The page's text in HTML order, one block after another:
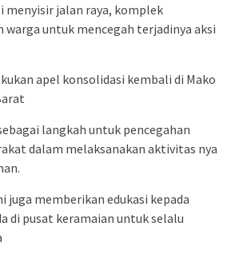
jalan raya, komplek
untuk mencegah terjadinya aksi
apel konsolidasi kembali di Mako
langkah untuk pencegahan
dalam melaksanakan aktivitas nya
juga memberikan edukasi kepada
di pusat keramaian untuk selalu